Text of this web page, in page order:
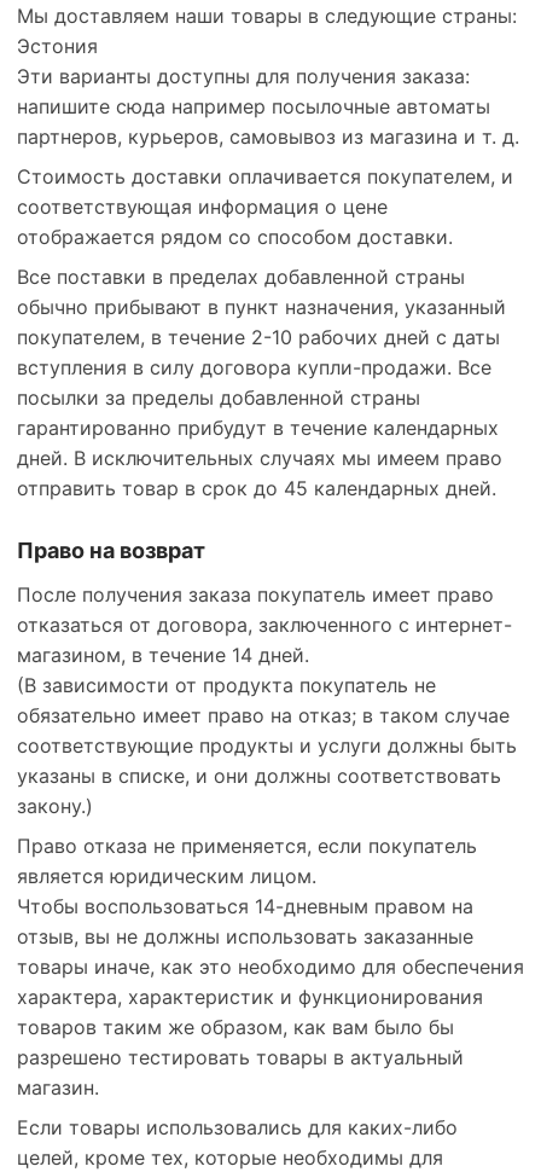
Мы доставляем наши товары в следующие страны:
Эстония
Эти варианты доступны для получения заказа:
напишите сюда например посылочные автоматы
партнеров, курьеров, самовывоз из магазина и т. д.
Стоимость доставки оплачивается покупателем, и
соответствующая информация о цене
отображается рядом со способом доставки.
Все поставки в пределах добавленной страны
обычно прибывают в пункт назначения, указанный
покупателем, в течение 2-10 рабочих дней с даты
вступления в силу договора купли-продажи. Все
посылки за пределы добавленной страны
гарантированно прибудут в течение календарных
дней. В исключительных случаях мы имеем право
отправить товар в срок до 45 календарных дней.
Право на возврат
После получения заказа покупатель имеет право
отказаться от договора, заключенного с интернет-
магазином, в течение 14 дней.
(В зависимости от продукта покупатель не
обязательно имеет право на отказ; в таком случае
соответствующие продукты и услуги должны быть
указаны в списке, и они должны соответствовать
закону.)
Право отказа не применяется, если покупатель
является юридическим лицом.
Чтобы воспользоваться 14-дневным правом на
отзыв, вы не должны использовать заказанные
товары иначе, как это необходимо для обеспечения
характера, характеристик и функционирования
товаров таким же образом, как вам было бы
разрешено тестировать товары в актуальный
магазин.
Если товары использовались для каких-либо
целей, кроме тех, которые необходимы для